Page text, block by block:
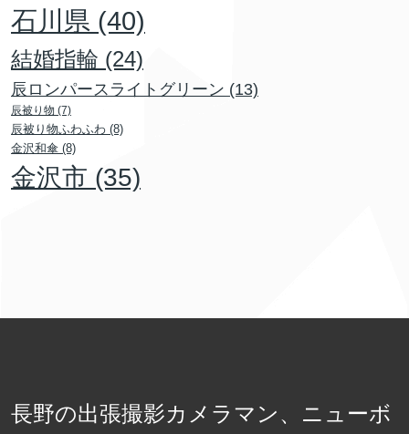
石川県 (40)
結婚指輪 (24)
辰ロンパースライトグリーン (13)
辰被り物 (7)
辰被り物ふわふわ (8)
金沢和傘 (8)
金沢市 (35)
長野の出張撮影カメラマン、ニューボ